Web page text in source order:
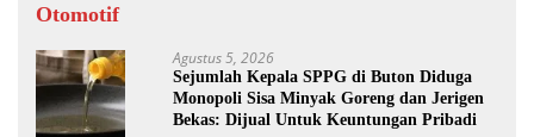
Otomotif
Agustus 5, 2026
Sejumlah Kepala SPPG di Buton Diduga
Monopoli Sisa Minyak Goreng dan Jerigen
Bekas: Dijual Untuk Keuntungan Pribadi